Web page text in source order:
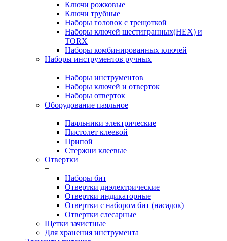
Ключи рожковые
Ключи трубные
Наборы головок c трещоткой
Наборы ключей шестигранных(HEX) и
TORX
Наборы комбинированных ключей
Наборы инструментов ручных
+
Наборы инструментов
Наборы ключей и отверток
Наборы отверток
Оборудование паяльное
+
Паяльники электрические
Пистолет клеевой
Припой
Стержни клеевые
Отвертки
+
Наборы бит
Отвертки диэлектрические
Отвертки индикаторные
Отвертки с набором бит (насадок)
Отвертки слесарные
Щетки зачистные
Для хранения инструмента